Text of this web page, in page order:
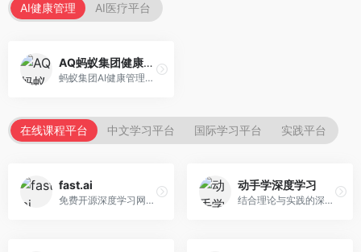
AI健康管理 AI医疗平台
AQ蚂蚁集团健康管家
蚂蚁集团AI健康管理服务，专注于个人健康监测。面向个人用户，提供健康评估、慢病管理、健康建议等服务，健康管理便捷。
在线课程平台 中文学习平台 国际学习平台 实践平台
fast.ai
免费开源深度学习网站，专注于实用AI教学。面向开发者，提供免费深度学习课程、实战项目、代码库等资源，学习门槛低。
动手学深度学习
结合理论与实践的深度学习教材，专注于代码驱动学习。面向学生和开发者，提供深度学习理论、代码实现、练习题等资源，学习体验好。